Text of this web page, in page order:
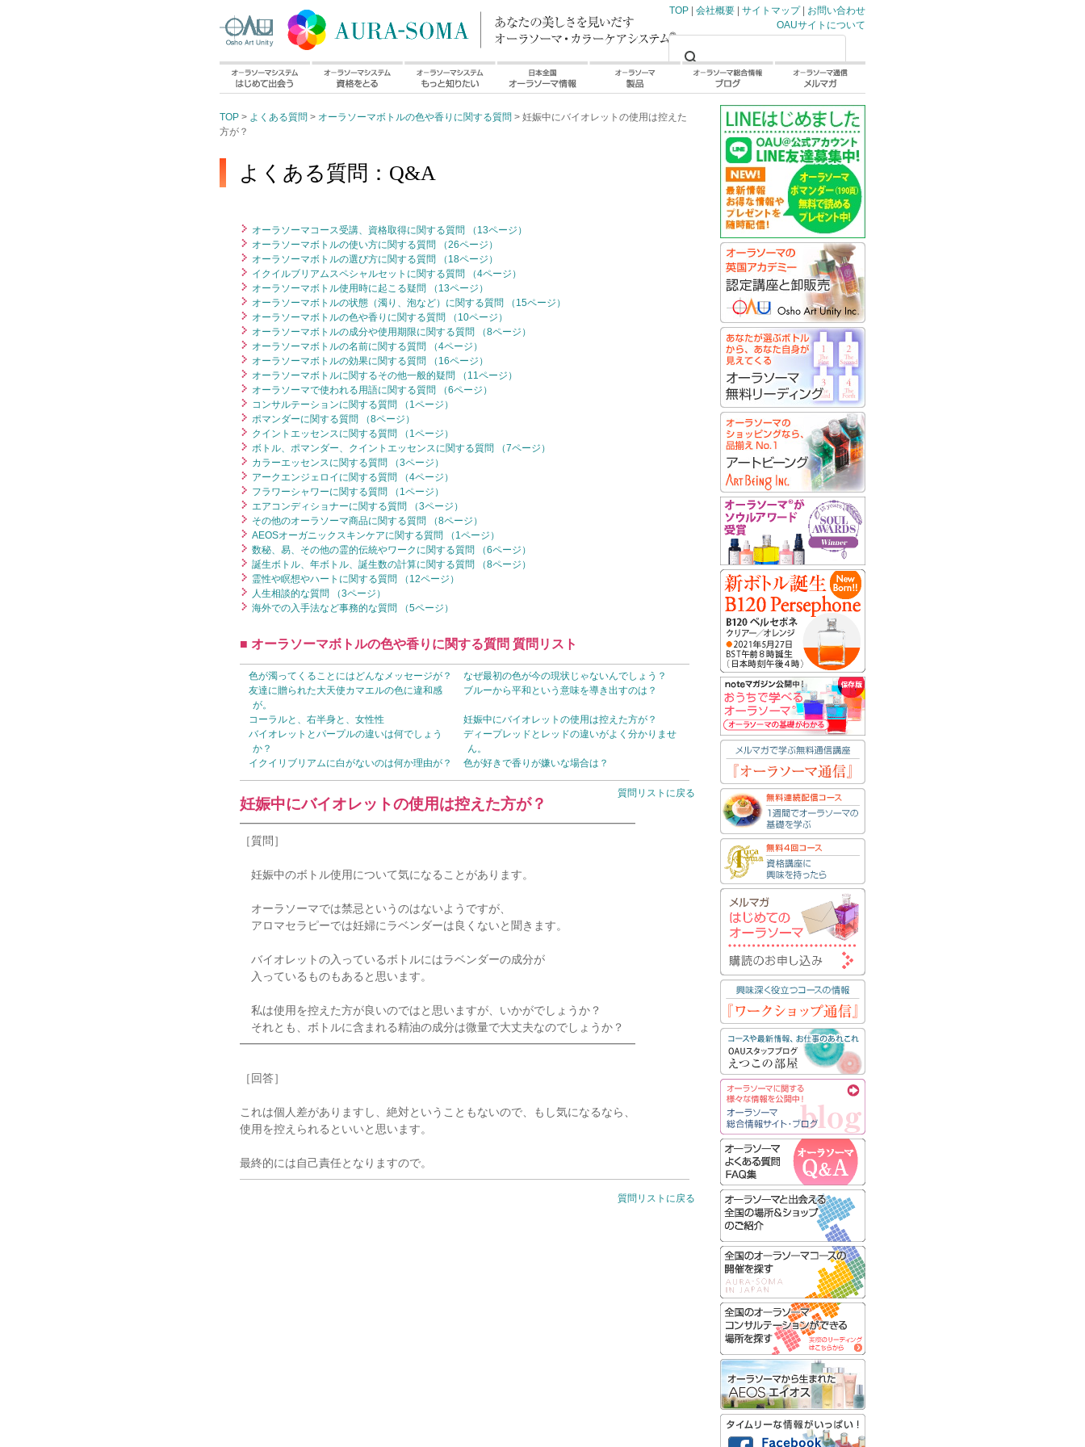
TOP | 会社概要 | サイトマップ| お問い合わせ
OAUサイトについて
TOP > よくある質問 > オーラソーマボトルの色や香りに関する質問 > 妊娠中にバイオレットの使用は控えた
方が？
よくある質問：Q&A
オーラソーマコース受講、資格取得に関する質問 （13ページ）
オーラソーマボトルの使い方に関する質問 （26ページ）
オーラソーマボトルの選び方に関する質問 （18ページ）
イクイルブリアムスペシャルセットに関する質問 （4ページ）
オーラソーマボトル使用時に起こる疑問 （13ページ）
オーラソーマボトルの状態（濁り、泡など）に関する質問 （15ページ）
オーラソーマボトルの色や香りに関する質問 （10ページ）
オーラソーマボトルの成分や使用期限に関する質問 （8ページ）
オーラソーマボトルの名前に関する質問 （4ページ）
オーラソーマボトルの効果に関する質問 （16ページ）
オーラソーマボトルに関するその他一般的疑問 （11ページ）
オーラソーマで使われる用語に関する質問 （6ページ）
コンサルテーションに関する質問 （1ページ）
ポマンダーに関する質問 （8ページ）
クイントエッセンスに関する質問 （1ページ）
ボトル、ポマンダー、クイントエッセンスに関する質問 （7ページ）
カラーエッセンスに関する質問 （3ページ）
アークエンジェロイに関する質問 （4ページ）
フラワーシャワーに関する質問 （1ページ）
エアコンディショナーに関する質問 （3ページ）
その他のオーラソーマ商品に関する質問 （8ページ）
AEOSオーガニックスキンケアに関する質問 （1ページ）
数秘、易、その他の霊的伝統やワークに関する質問 （6ページ）
誕生ボトル、年ボトル、誕生数の計算に関する質問 （8ページ）
霊性や瞑想やハートに関する質問 （12ページ）
人生相談的な質問 （3ページ）
海外での入手法など事務的な質問 （5ページ）
■ オーラソーマボトルの色や香りに関する質問 質問リスト
色が濁ってくることにはどんなメッセージが？
なぜ最初の色が今の現状じゃないんでしょう？
友達に贈られた大天使カマエルの色に違和感
が。
ブルーから平和という意味を導き出すのは？
コーラルと、右半身と、女性性
妊娠中にバイオレットの使用は控えた方が？
バイオレットとパープルの違いは何でしょう
か？
ディープレッドとレッドの違いがよく分かりませ
ん。
イクイリブリアムに白がないのは何か理由が？
色が好きで香りが嫌いな場合は？
質問リストに戻る
妊娠中にバイオレットの使用は控えた方が？
━━━━━━━━━━━━━━━━━━━━━━━━━━━━━━━━━━━
［質問］
妊娠中のボトル使用について気になることがあります。
オーラソーマでは禁忌というのはないようですが、
アロマセラピーでは妊婦にラベンダーは良くないと聞きます。
バイオレットの入っているボトルにはラベンダーの成分が
入っているものもあると思います。
私は使用を控えた方が良いのではと思いますが、いかがでしょうか？
それとも、ボトルに含まれる精油の成分は微量で大丈夫なのでしょうか？
━━━━━━━━━━━━━━━━━━━━━━━━━━━━━━━━━━━
［回答］
これは個人差がありますし、絶対ということもないので、もし気になるなら、
使用を控えられるといいと思います。
最終的には自己責任となりますので。
質問リストに戻る